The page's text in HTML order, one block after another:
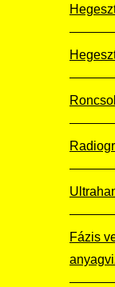
Fázis